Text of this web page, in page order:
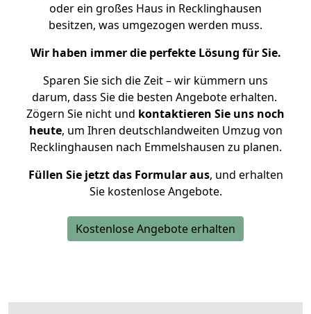
oder ein großes Haus in Recklinghausen
besitzen, was umgezogen werden muss.
Wir haben immer die perfekte Lösung für Sie.
Sparen Sie sich die Zeit – wir kümmern uns
darum, dass Sie die besten Angebote erhalten.
Zögern Sie nicht und kontaktieren Sie uns noch
heute, um Ihren deutschlandweiten Umzug von
Recklinghausen nach Emmelshausen zu planen.
Füllen Sie jetzt das Formular aus, und erhalten
Sie kostenlose Angebote.
Kostenlose Angebote erhalten